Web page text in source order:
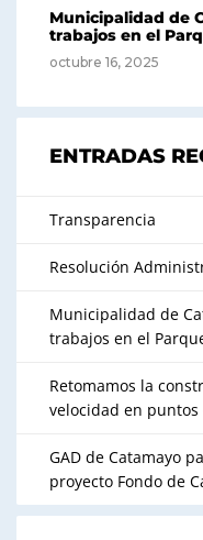
Municipalidad de
trabajos en el
octubre 16, 2025
ENTRADAS
Transparencia
Resolución
Municipalidad de
trabajos en el
Retomamos la
velocidad en puntos
GAD de Catamayo
proyecto Fondo de